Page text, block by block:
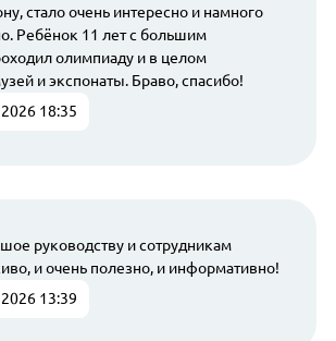
стало очень интересно и намного
Ребёнок 11 лет с большим
олимпиаду и в целом
и экспонаты. Браво, спасибо!
18:35
руководству и сотрудникам
и очень полезно, и информативно!
13:39